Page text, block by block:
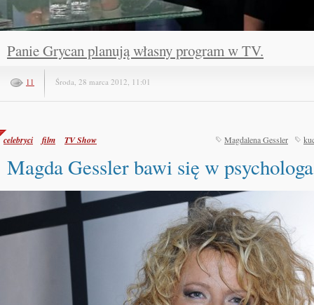
Panie Grycan planują własny program w TV.
11 Środa, 28 marca 2012, 11:01
celebryci film TV Show Magdalena Gessler
Magda Gessler bawi się w